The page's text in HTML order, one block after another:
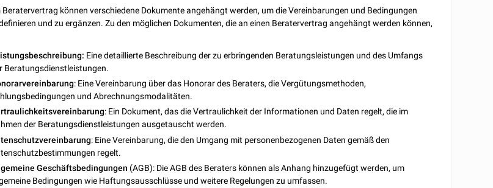
Beratervertrag können verschiedene Dokumente angehängt werden, um die Vereinbarungen und Bedingungen
und zu ergänzen. Zu den möglichen Dokumenten, die an einen Beratervertrag angehängt werden können,
Eine detaillierte Beschreibung der zu erbringenden Beratungsleistungen und des Umfangs
Beratungsdienstleistungen.
: Eine Vereinbarung über das Honorar des Beraters, die Vergütungsmethoden,
und Abrechnungsmodalitäten.
: Ein Dokument, das die Vertraulichkeit der Informationen und Daten regelt, die im
der Beratungsdienstleistungen ausgetauscht werden.
: Eine Vereinbarung, die den Umgang mit personenbezogenen Daten gemäß den
regelt.
Geschäftsbedingungen (AGB): Die AGB des Beraters können als Anhang hinzugefügt werden, um
Bedingungen wie Haftungsausschlüsse und weitere Regelungen zu umfassen.